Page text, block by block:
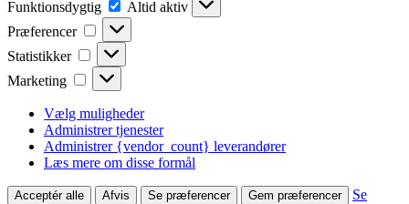
Funktionsdygtig
Altid aktiv
Præferencer
Præferencer
Statistikker Statistikker
Marketing Marketing
Vælg muligheder
Administrer tjenester
Administrer {vendor_count} leverandører
Læs mere om disse formål
Acceptér alle Afvis Se præferencer Gem præferencer
Se